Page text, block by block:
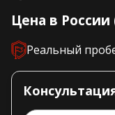
Цена в России
Реальный